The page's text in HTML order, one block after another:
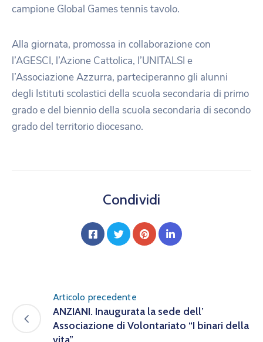
campione Global Games tennis tavolo.
Alla giornata, promossa in collaborazione con
l’AGESCI, l’Azione Cattolica, l’UNITALSI e
l’Associazione Azzurra, parteciperanno gli alunni
degli Istituti scolastici della scuola secondaria di primo
grado e del biennio della scuola secondaria di secondo
grado del territorio diocesano.
Condividi
Articolo precedente
ANZIANI. Inaugurata la sede dell’
Associazione di Volontariato “I binari della